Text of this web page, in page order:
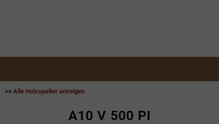
>> Alle Holzspalter anzeigen
A10 V 500 PI